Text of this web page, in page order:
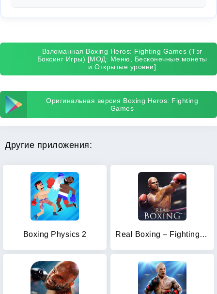
Взломанная Boxing Heros: Fighting Games (Тэг
Боксинг Игры) [МОД: Меню, Бесконечные монеты
и Открытые уровни]
Оригинальная версия Boxing Heros: Fighting
Games
Другие приложения:
Boxing Physics 2 Real Boxing – Fighting Game